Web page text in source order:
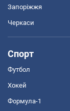
Запоріжжя
Черкаси
Спорт
Футбол
Хокей
Формула-1